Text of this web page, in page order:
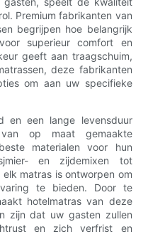
Premium fabrikanten van
begrijpen hoe belangrijk
superieur comfort en
geeft aan traagschuim,
deze fabrikanten
om aan uw specifieke
en een lange levensduur
op maat gemaakte
materialen voor hun
en zijdemixen tot
matras is ontworpen om
te bieden. Door te
hotelmatras van deze
zijn dat uw gasten zullen
en zich verfrist en